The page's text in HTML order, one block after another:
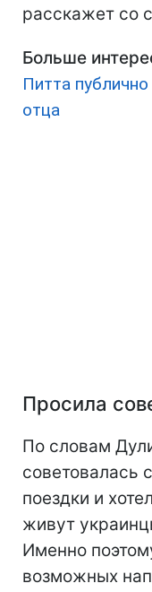
расскажет со
Больше
Питта
отца
Просила
По словам
советовалась
поездки и
живут
Именно
возможных